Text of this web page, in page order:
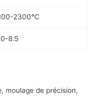
2300℃
8.5
moulage de précision,